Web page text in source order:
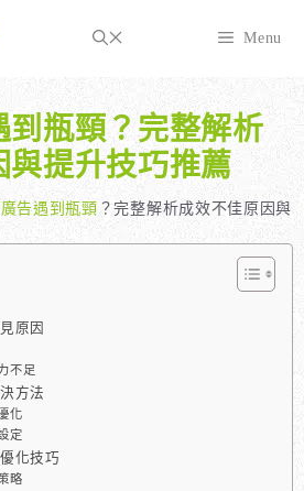
Menu
到瓶頸？完整解析
提升技巧推薦
告遇到瓶頸 ？完整解析成效不佳原因與
原因
不足
方法
化
定
化技巧
略